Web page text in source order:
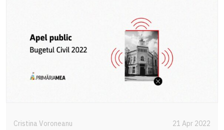
Cristina Voroneanu 21 Apr 2022